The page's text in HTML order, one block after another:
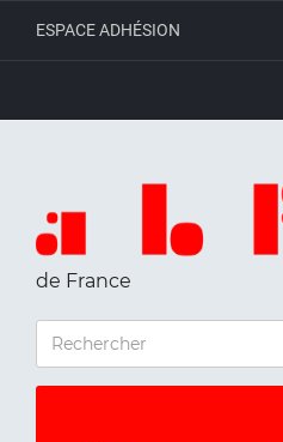
ESPACE ADHÉSION
de France
RECHERCHER